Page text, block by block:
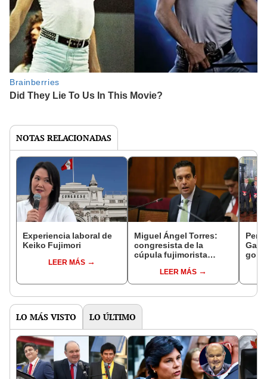
NOTAS RELACIONADAS
Experiencia laboral de
Keiko Fujimori
LEER MÁS
Miguel Ángel Torres:
congresista de la
cúpula fujimorista
del SenadoLEER MÁS
LO MÁS VISTO LO ÚLTIMO